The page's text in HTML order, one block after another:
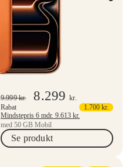
9.999kr. 8.299kr.
Rabat
1.700 kr.
Mindstepris 6 mdr. 9.613 kr.
med 50 GB Mobil
Se produkt